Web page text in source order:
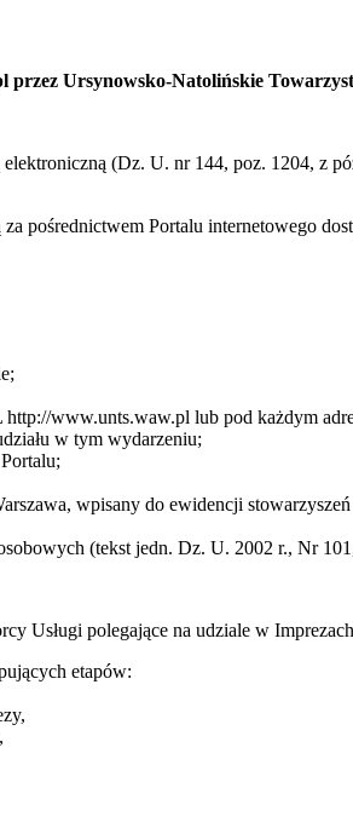
przez Ursynowsko-Natolińskie
(Dz. U. nr 144, poz. 1204, z
pośrednictwem Portalu internetowego
www.unts.waw.pl lub pod każdym
w tym wydarzeniu;
wpisany do ewidencji
(tekst jedn. Dz. U. 2002 r., Nr
Usługi polegające na udziale w
etapów: